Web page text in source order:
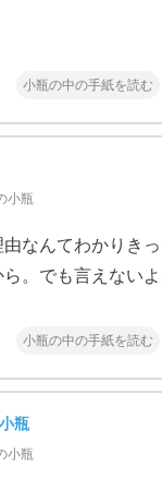
小瓶の中の手紙を読む
小瓶
なんてわかりき
。でも言えない
小瓶の中の手紙を読む
瓶
小瓶